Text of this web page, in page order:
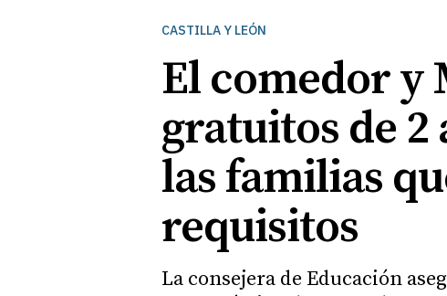
CASTILLA Y LEÓN
El comedor y
gratuitos de 2
las familias
requisitos
La consejera de Educación